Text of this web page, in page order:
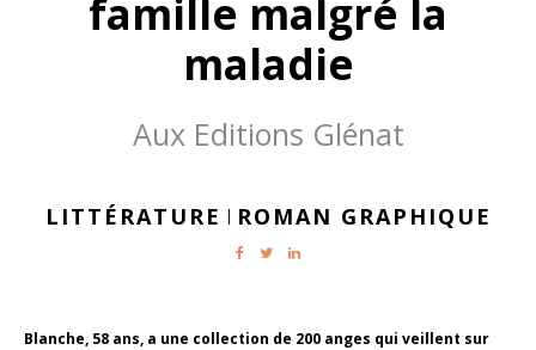
famille malgré la
maladie
Aux Editions Glénat
LITTÉRATURE | ROMAN GRAPHIQUE
Blanche, 58 ans, a une collection de 200 anges qui veillent sur